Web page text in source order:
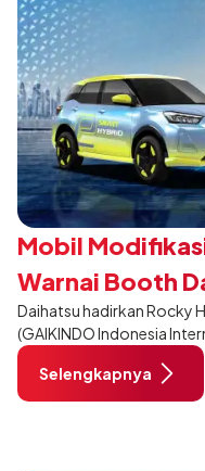
Mobil
Warnai Booth
Daihatsu hadirkan Rocky
(GAIKINDO Indonesia
City, Tangerang. Terdapat
dimodifikasi untuk
pengunjung mendukung
Selengkapnya